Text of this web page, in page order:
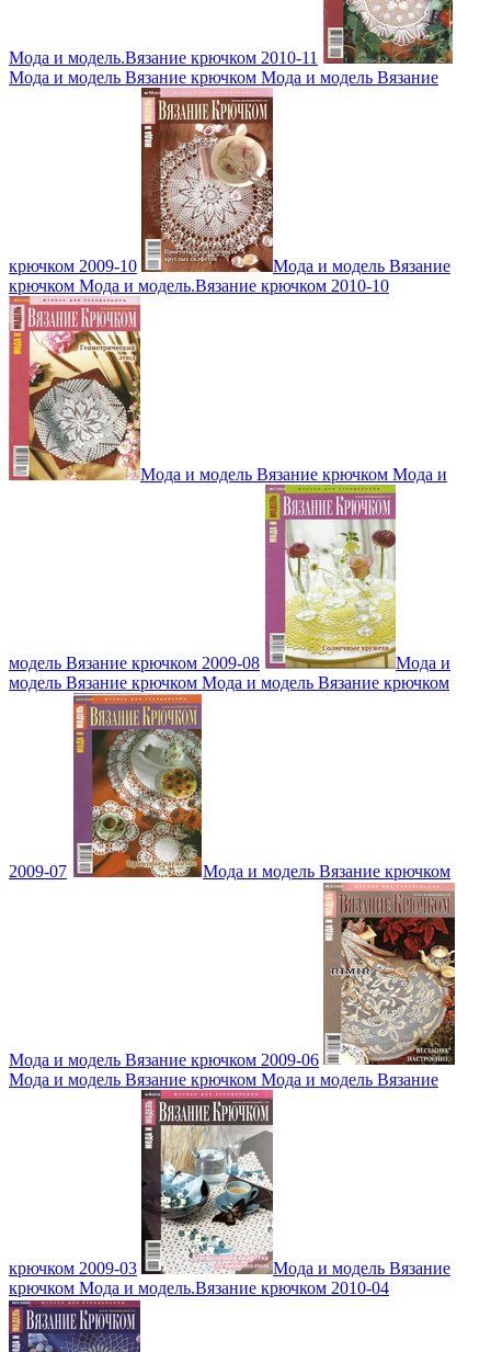
Мода и модель.Вязание крючком 2010-11
Мода и модель Вязание крючком Мода и модель Вязание
крючком 2009-10
Мода и модель Вязание
крючком Мода и модель.Вязание крючком 2010-10
Мода и модель Вязание крючком Мода и
модель Вязание крючком 2009-08
Мода и
модель Вязание крючком Мода и модель Вязание крючком
2009-07 Мода и модель Вязание крючком
Мода и модель Вязание крючком 2009-06
Мода и модель Вязание крючком Мода и модель Вязание
крючком 2009-03
Мода и модель Вязание
крючком Мода и модель.Вязание крючком 2010-04